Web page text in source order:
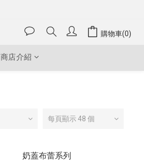
購物車(0)
商店介紹
每頁顯示 48 個